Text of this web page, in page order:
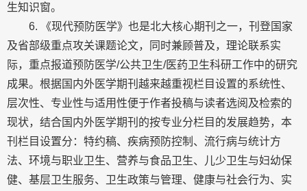
生知识窗。
6. 《现代预防医学》也是北大核心期刊之一，刊登国家
及省部级重点攻关课题论文，同时兼顾普及，理论联系实
际，重点报道预防医学/公共卫生/医药卫生科研工作中的研究
成果。根据国内外医学期刊越来越重视栏目设置的系统性、
层次性、专业性与适用性便于作者投稿与读者选阅及检索的
现状，结合国内外医学期刊的按专业分栏目的发展趋势，本
刊栏目设置分：特约稿、疾病预防控制、流行病与统计方
法、环境与职业卫生、营养与食品卫生、儿少卫生与妇幼保
健、基层卫生服务、卫生政策与管理、健康与社会行为、实